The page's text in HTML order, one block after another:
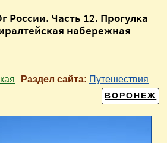
России. Часть 12. Прогулка
набережная
Раздел сайта: Путешествия
ВОРОНЕЖ